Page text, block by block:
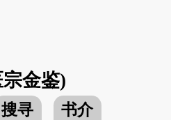
金鉴)
搜寻
书介